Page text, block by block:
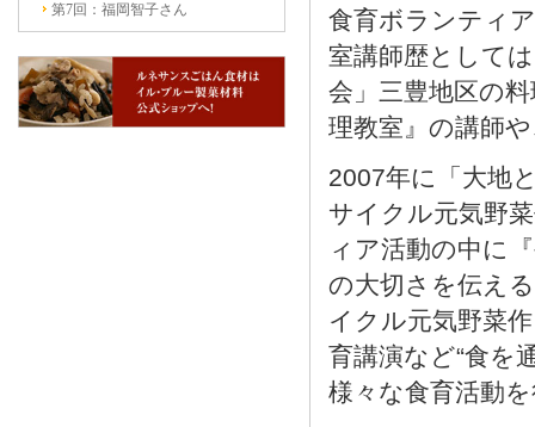
第7回：福岡智子さん
食育ボランティ
室講師歴として
会」三豊地区の
理教室』の講師
2007年に「大地
サイクル元気野
ィア活動の中に
の大切さを伝え
イクル元気野菜
育講演など“食を
様々な食育活動